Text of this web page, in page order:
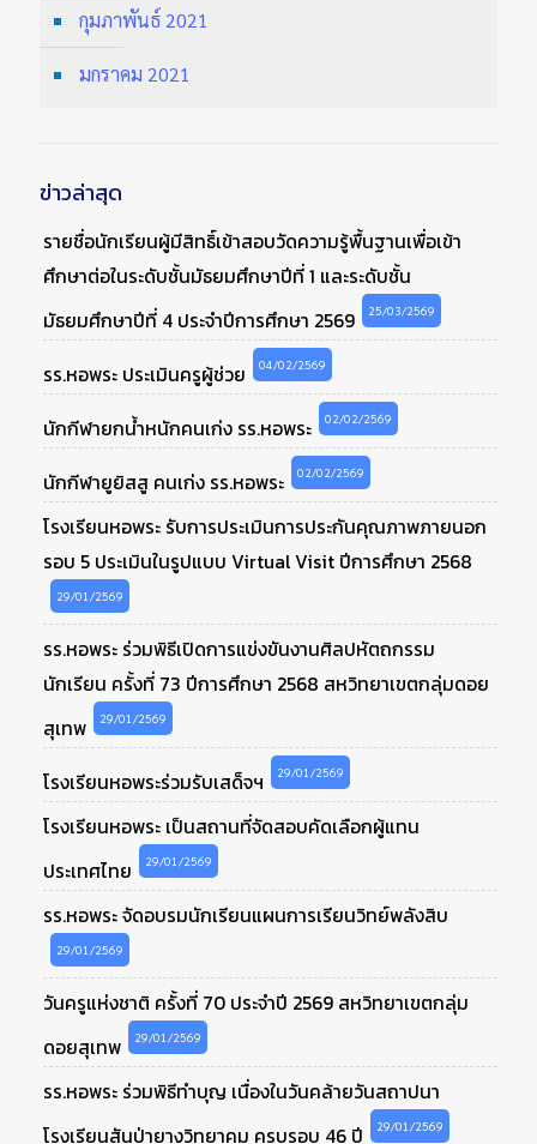
กุมภาพันธ์ 2021
มกราคม 2021
ข่าวล่าสุด
รายชื่อนักเรียนผู้มีสิทธิ์เข้าสอบวัดความรู้พื้นฐานเพื่อเข้า
ศึกษาต่อในระดับชั้นมัธยมศึกษาปีที่ 1 และระดับชั้น
มัธยมศึกษาปีที่ 4 ประจำปีการศึกษา 2569
25/03/2569
รร.หอพระ ประเมินครูผู้ช่วย 04/02/2569
นักกีฬายกน้ำหนักคนเก่ง รร.หอพระ 02/02/2569
นักกีฬายูยิสสู คนเก่ง รร.หอพระ 02/02/2569
โรงเรียนหอพระ รับการประเมินการประกันคุณภาพภายนอก
รอบ 5 ประเมินในรูปแบบ Virtual Visit ปีการศึกษา 2568
29/01/2569
รร.หอพระ ร่วมพิธีเปิดการแข่งขันงานศิลปหัตถกรรม
นักเรียน ครั้งที่ 73 ปีการศึกษา 2568 สหวิทยาเขตกลุ่มดอย
สุเทพ
29/01/2569
โรงเรียนหอพระร่วมรับเสด็จฯ 29/01/2569
โรงเรียนหอพระ เป็นสถานที่จัดสอบคัดเลือกผู้แทน
ประเทศไทย
29/01/2569
รร.หอพระ จัดอบรมนักเรียนแผนการเรียนวิทย์พลังสิบ
29/01/2569
วันครูแห่งชาติ ครั้งที่ 70 ประจำปี 2569 สหวิทยาเขตกลุ่ม
ดอยสุเทพ
29/01/2569
รร.หอพระ ร่วมพิธีทำบุญ เนื่องในวันคล้ายวันสถาปนา
โรงเรียนสันป่ายางวิทยาคม ครบรอบ 46 ปี
29/01/2569